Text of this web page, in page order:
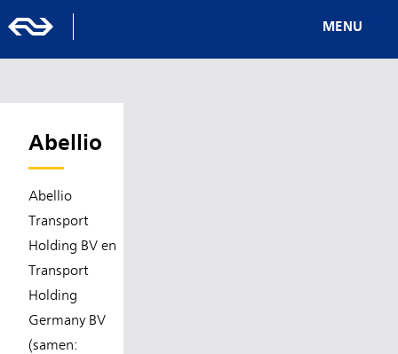
MENU
Abellio
Abellio
Transport
Holding BV en
Transport
Holding
Germany BV
(samen: